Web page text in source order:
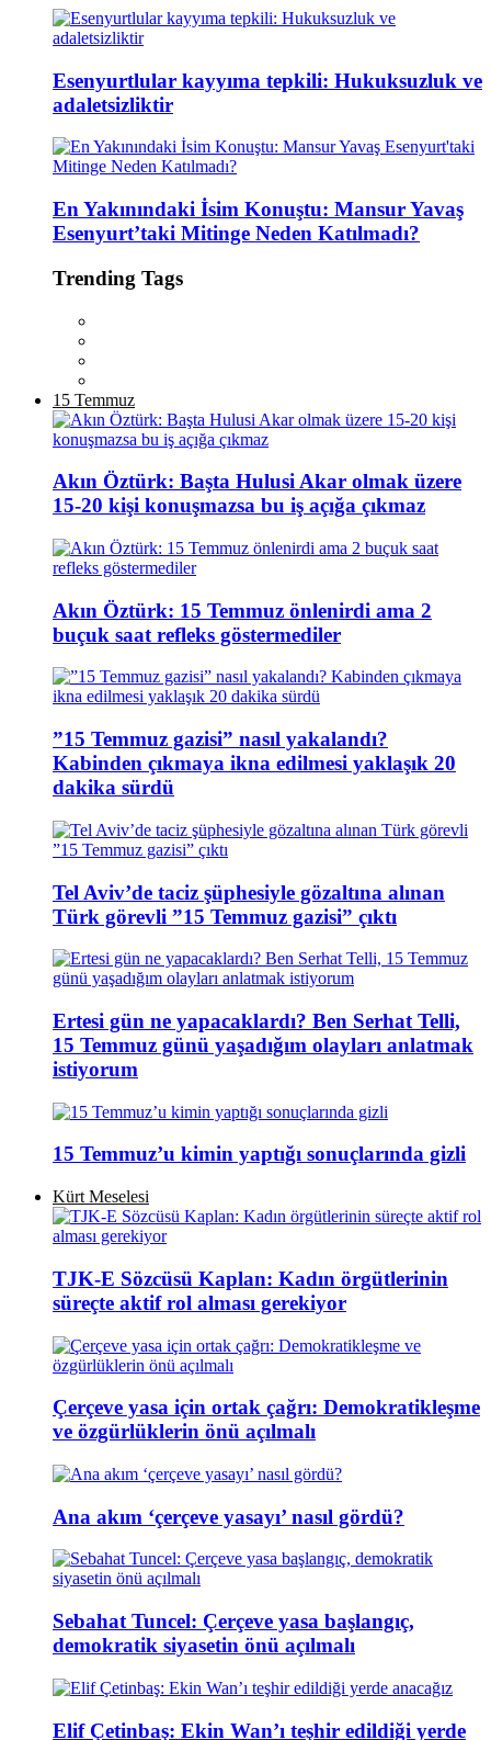
Esenyurtlular kayyıma tepkili: Hukuksuzluk ve
adaletsizliktir
En Yakınındaki İsim Konuştu: Mansur Yavaş
Esenyurt’taki Mitinge Neden Katılmadı?
Trending Tags
15 Temmuz
Akın Öztürk: Başta Hulusi Akar olmak üzere
15-20 kişi konuşmazsa bu iş açığa çıkmaz
Akın Öztürk: 15 Temmuz önlenirdi ama 2
buçuk saat refleks göstermediler
”15 Temmuz gazisi” nasıl yakalandı?
Kabinden çıkmaya ikna edilmesi yaklaşık 20
dakika sürdü
Tel Aviv’de taciz şüphesiyle gözaltına alınan
Türk görevli ”15 Temmuz gazisi” çıktı
Ertesi gün ne yapacaklardı? Ben Serhat Telli,
15 Temmuz günü yaşadığım olayları anlatmak
istiyorum
15 Temmuz’u kimin yaptığı sonuçlarında gizli
Kürt Meselesi
TJK-E Sözcüsü Kaplan: Kadın örgütlerinin
süreçte aktif rol alması gerekiyor
Çerçeve yasa için ortak çağrı: Demokratikleşme
ve özgürlüklerin önü açılmalı
Ana akım ‘çerçeve yasayı’ nasıl gördü?
Sebahat Tuncel: Çerçeve yasa başlangıç,
demokratik siyasetin önü açılmalı
Elif Çetinbaş: Ekin Wan’ı teşhir edildiği yerde